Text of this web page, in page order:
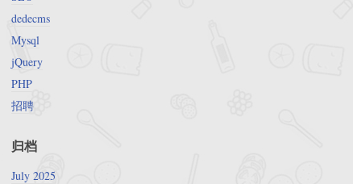
dedecms
Mysql
jQuery
PHP
招聘
归档
July 2025